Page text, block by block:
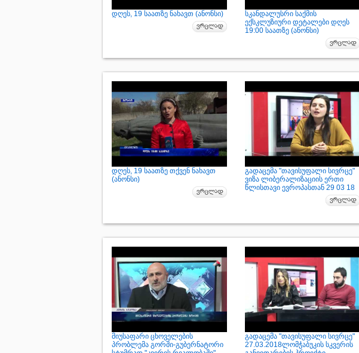
დღეს, 19 საათზე ნახავთ (ანონსი)
სკანდალუსრი საქმის
ექსკლუზიური დეტალები დღეს
19:00 საათზე (ანონსი)
დღეს, 19 საათზე თქვენ ნახავთ
(ანონსი)
გადაცემა "თავისუფალი სივრცე"
ვიზა ლიბერალიზაციის ერთი
წლისთავი ევროპასთან 29 03 18
მიუსაფარი ცხოველების
პრობლემა გორში-გუბერნატორი
გადაცემა "თავისუფალი სივრცე"
27.03.2018ლომჭაბუკის სკვერის